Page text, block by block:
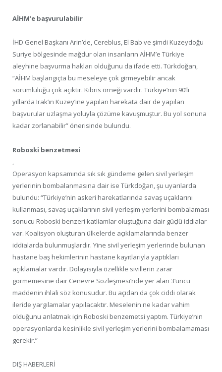
AİHM’e başvurulabilir
İHD Genel Başkanı Arin’de, Cereblus, El Bab ve şimdi Kuzeydoğu
Suriye bölgesinde mağdur olan insanların AİHM’e Türkiye
aleyhine başvurma hakları olduğunu da ifade etti. Türkdoğan,
“AİHM başlangıçta bu meseleye çok girmeyebilir ancak
sorumluluğu çok açıktır. Kıbrıs örneği vardır. Türkiye’nin 90’lı
yıllarda Irak’ın Kuzey’ine yapılan harekata dair de yapılan
başvurular uzlaşma yoluyla çözüme kavuşmuştur. Bu yol sonuna
kadar zorlanabilir” önerisinde bulundu.
Roboski benzetmesi
Operasyon kapsamında sık sık gündeme gelen sivil yerleşim
yerlerinin bombalanmasına dair ise Türkdoğan, şu uyarılarda
bulundu: “Türkiye’nin askeri harekatlarında savaş uçaklarını
kullanması, savaş uçaklarının sivil yerleşim yerlerini bombalaması
sonucu Roboski benzeri katliamlar oluştuğuna dair güçlü iddialar
var. Koalisyon oluşturan ülkelerde açıklamalarında benzer
iddialarda bulunmuşlardır. Yine sivil yerleşim yerlerinde bulunan
hastane baş hekimlerinin hastane kayıtlarıyla yaptıkları
açıklamalar vardır. Dolayısıyla özellikle sivillerin zarar
görmemesine dair Cenevre Sözleşmesi’nde yer alan 3’üncü
maddenin ihlali söz konusudur. Bu açıdan da çok ciddi olarak
ileride yargılamalar yapılacaktır. Meselenin ne kadar vahim
olduğunu anlatmak için Roboski benzemetsi yaptım. Türkiye’nin
operasyonlarda kesinlikle sivil yerleşim yerlerini bombalamaması
gerekir.”
DIŞ HABERLERİ